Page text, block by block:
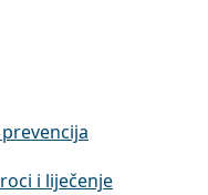
i liječenje